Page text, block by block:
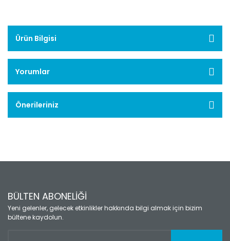
Ürün Bilgisi
Yorumlar
Önerileriniz
BÜLTEN ABONELİĞİ
Yeni gelenler, gelecek etkinlikler hakkında bilgi almak için bizim
bültene kaydolun.